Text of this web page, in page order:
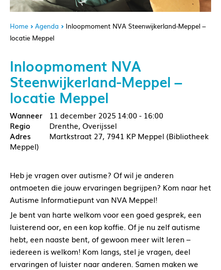
Home Agenda
Inloopmoment NVA Steenwijkerland-Meppel –
locatie Meppel
Inloopmoment NVA
Steenwijkerland-Meppel –
locatie Meppel
11 december 2025 14:00 - 16:00
Drenthe, Overijssel
Martkstraat 27, 7941 KP Meppel (Bibliotheek
Meppel)
Heb je vragen over autisme? Of wil je anderen
ontmoeten die jouw ervaringen begrijpen? Kom naar het
Autisme Informatiepunt van NVA Meppel!
Je bent van harte welkom voor een goed gesprek, een
luisterend oor, en een kop koffie. Of je nu zelf autisme
hebt, een naaste bent, of gewoon meer wilt leren –
iedereen is welkom! Kom langs, stel je vragen, deel
ervaringen of luister naar anderen. Samen maken we